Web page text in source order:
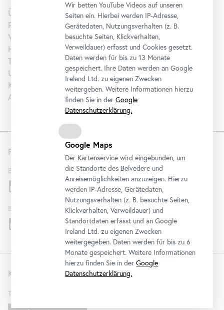
Über uns
Presse
Vermietung
Hochzeit
Tourism | B2B
Unterstützen
Karriere
Artothek
Kontakt
T
Folgen Sie uns
Belvedere
Belvedere 21
Wir bettenYouTube Videos auf unseren
Seiten ein. Hierbei werden IP-Adresse,
Gerätedaten, Nutzungsverhalten (z. B.
besuchte Seiten, Klickverhalten,
Verweildauer) erfasst und Cookies gesetzt.
Daten werden für bis zu 13 Monate
gespeichert. Ihre Daten werden an Google
Ireland Ltd. zu eigenen Zwecken
weitergeben. Weitere Informationen hierzu
finden Sie in derGoogle
Datenschutzerklärung.
Google Maps
Der Kartenservice wird eingebunden, um
die Standorte des Belvedere und
Anreisemöglichkeiten anzuzeigen. Hierzu
werden IP-Adresse, Gerätedaten,
Nutzungsverhalten (z. B. besuchte Seiten,
Klickverhalten, Verweildauer) und
Standortdaten erfasst und an Google
Ireland Ltd. zu eigenen Zwecken
weitergegeben. Daten werden für bis zu 6
Monate gespeichert. Weitere Informationen
hierzu finden Sie in derGoogle
Datenschutzerklärung.